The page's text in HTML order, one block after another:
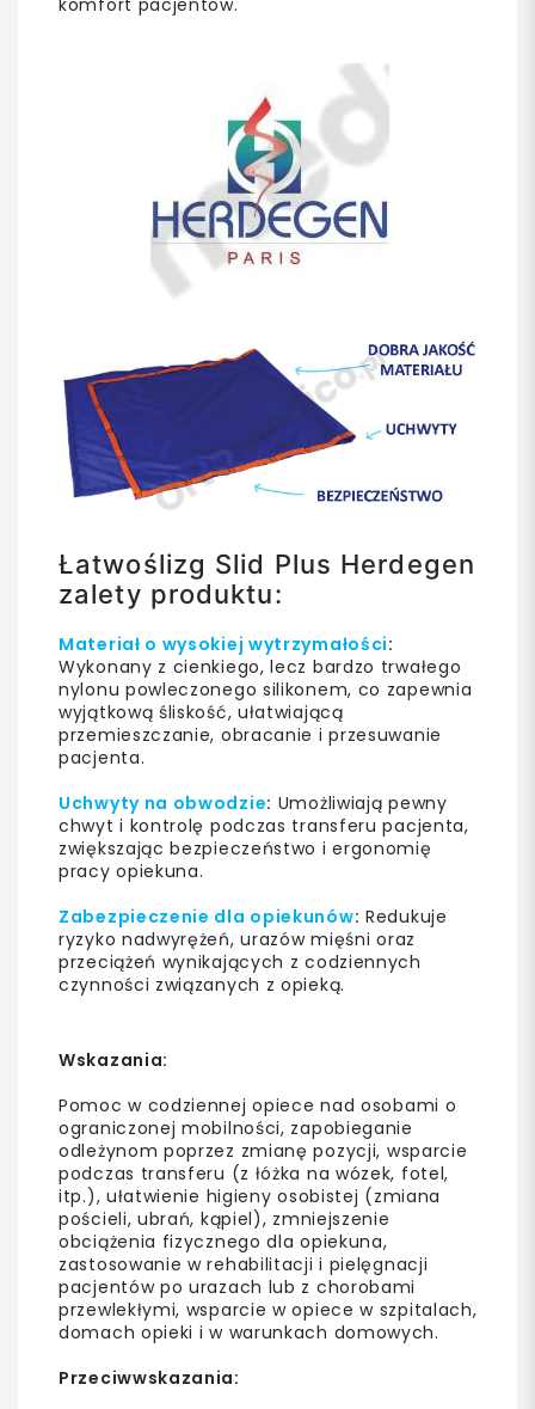
komfort pacjentów.
Łatwoślizg Slid Plus Herdegen
zalety produktu:
Materiał o wysokiej wytrzymałości:
Wykonany z cienkiego, lecz bardzo trwałego
nylonu powleczonego silikonem, co zapewnia
wyjątkową śliskość, ułatwiającą
przemieszczanie, obracanie i przesuwanie
pacjenta.
Uchwyty na obwodzie: Umożliwiają pewny
chwyt i kontrolę podczas transferu pacjenta,
zwiększając bezpieczeństwo i ergonomię
pracy opiekuna.
Zabezpieczenie dla opiekunów: Redukuje
ryzyko nadwyrężeń, urazów mięśni oraz
przeciążeń wynikających z codziennych
czynności związanych z opieką.
Wskazania:
Pomoc w codziennej opiece nad osobami o
ograniczonej mobilności, zapobieganie
odleżynom poprzez zmianę pozycji, wsparcie
podczas transferu (z łóżka na wózek, fotel,
itp.), ułatwienie higieny osobistej (zmiana
pościeli, ubrań, kąpiel), zmniejszenie
obciążenia fizycznego dla opiekuna,
zastosowanie w rehabilitacji i pielęgnacji
pacjentów po urazach lub z chorobami
przewlekłymi, wsparcie w opiece w szpitalach,
domach opieki i w warunkach domowych.
Przeciwwskazania: